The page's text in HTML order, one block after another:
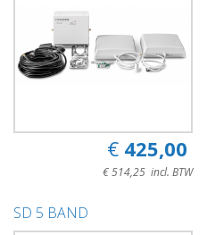
€ 425,00
€ 514,25 incl. BTW
SD 5 BAND